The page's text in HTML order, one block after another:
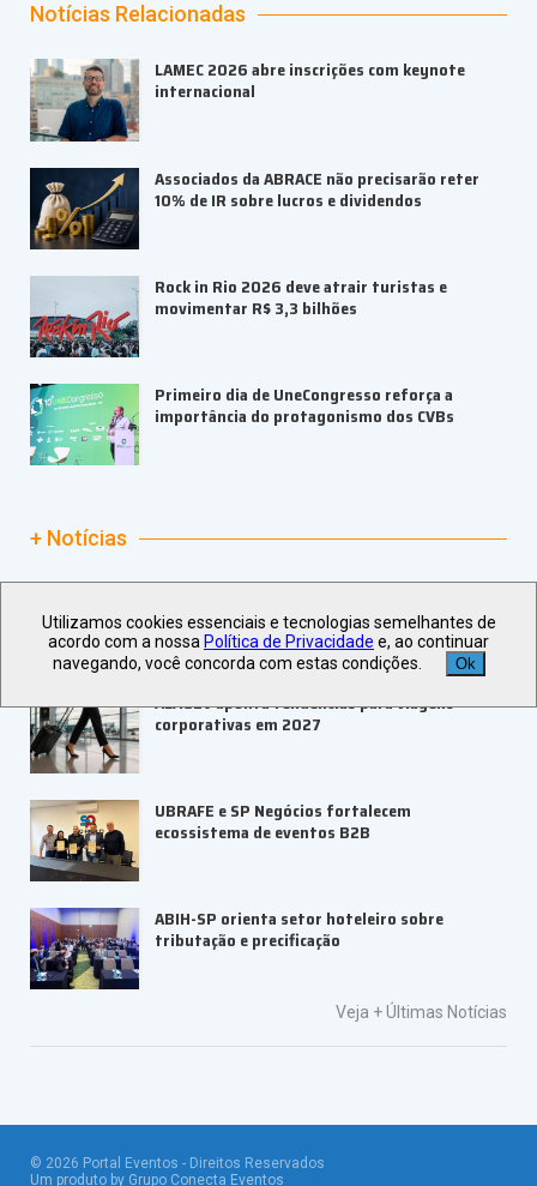
Notícias Relacionadas
LAMEC 2026 abre inscrições com keynote
internacional
Associados da ABRACE não precisarão reter
10% de IR sobre lucros e dividendos
Rock in Rio 2026 deve atrair turistas e
movimentar R$ 3,3 bilhões
Primeiro dia de UneCongresso reforça a
importância do protagonismo dos CVBs
+ Notícias
PRESE 2026
ALAGEV aponta tendências para viagens
corporativas em 2027
UBRAFE e SP Negócios fortalecem
ecossistema de eventos B2B
ABIH-SP orienta setor hoteleiro sobre
tributação e precificação
Veja +Últimas Notícias
© 2026 Portal Eventos - Direitos Reservados
Um produto by Grupo Conecta Eventos
Utilizamos cookies essenciais e tecnologias semelhantes de
acordo com a nossa Política de Privacidade e, ao continuar
navegando, você concorda com estas condições.
Ok